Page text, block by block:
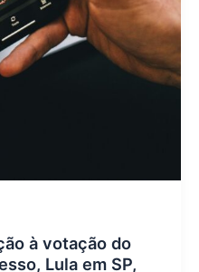
à votação do
Lula em SP,